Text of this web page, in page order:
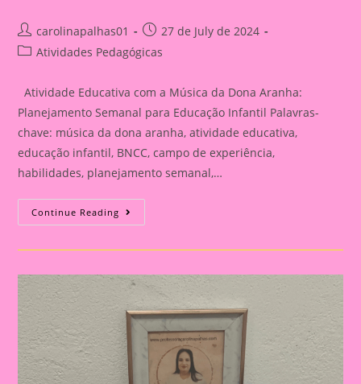
Post
author:
carolinapalhas01
Post
published:
27 de July de 2024
PostAtividades Pedagógicas
Atividade Educativa com a Música da Dona Aranha:
Planejamento Semanal para Educação Infantil Palavras-
chave: música da dona aranha, atividade educativa,
educação infantil, BNCC, campo de experiência,
habilidades, planejamento semanal,…
Continue Reading Atividade
Educativa
Dona
Aranha:
Planejamento
Semanal
Para
Educação
Infantil